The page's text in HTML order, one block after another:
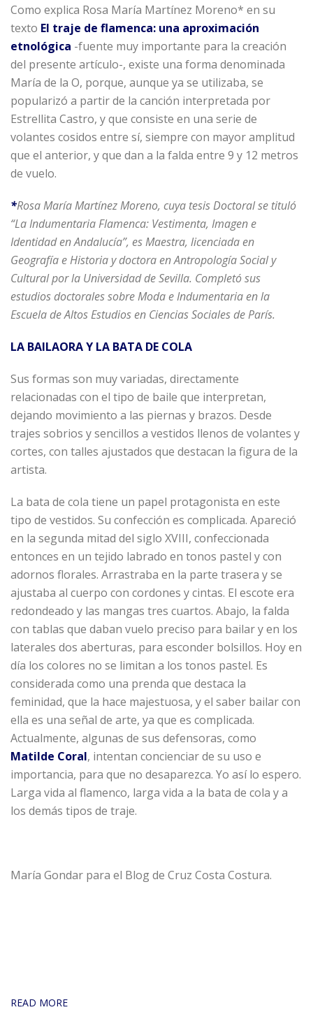
Como explica Rosa María Martínez Moreno* en su
texto El traje de flamenca: una aproximación
etnológica -fuente muy importante para la creación
del presente artículo-, existe una forma denominada
María de la O, porque, aunque ya se utilizaba, se
popularizó a partir de la canción interpretada por
Estrellita Castro, y que consiste en una serie de
volantes cosidos entre sí, siempre con mayor amplitud
que el anterior, y que dan a la falda entre 9 y 12 metros
de vuelo.
*Rosa María Martínez Moreno, cuya tesis Doctoral se tituló
“La Indumentaria Flamenca: Vestimenta, Imagen e
Identidad en Andalucía”, es Maestra, licenciada en
Geografía e Historia y doctora en Antropología Social y
Cultural por la Universidad de Sevilla. Completó sus
estudios doctorales sobre Moda e Indumentaria en la
Escuela de Altos Estudios en Ciencias Sociales de París.
LA BAILAORA Y LA BATA DE COLA
Sus formas son muy variadas, directamente
relacionadas con el tipo de baile que interpretan,
dejando movimiento a las piernas y brazos. Desde
trajes sobrios y sencillos a vestidos llenos de volantes y
cortes, con talles ajustados que destacan la figura de la
artista.
La bata de cola tiene un papel protagonista en este
tipo de vestidos. Su confección es complicada. Apareció
en la segunda mitad del siglo XVIII, confeccionada
entonces en un tejido labrado en tonos pastel y con
adornos florales. Arrastraba en la parte trasera y se
ajustaba al cuerpo con cordones y cintas. El escote era
redondeado y las mangas tres cuartos. Abajo, la falda
con tablas que daban vuelo preciso para bailar y en los
laterales dos aberturas, para esconder bolsillos. Hoy en
día los colores no se limitan a los tonos pastel. Es
considerada como una prenda que destaca la
feminidad, que la hace majestuosa, y el saber bailar con
ella es una señal de arte, ya que es complicada.
Actualmente, algunas de sus defensoras, como
Matilde Coral, intentan concienciar de su uso e
importancia, para que no desaparezca. Yo así lo espero.
Larga vida al flamenco, larga vida a la bata de cola y a
los demás tipos de traje.
María Gondar para el Blog de Cruz Costa Costura.
READ MORE